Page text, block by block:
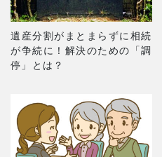
遺産分割がまとまらずに相続
が争続に！解決のための「調
停」とは？